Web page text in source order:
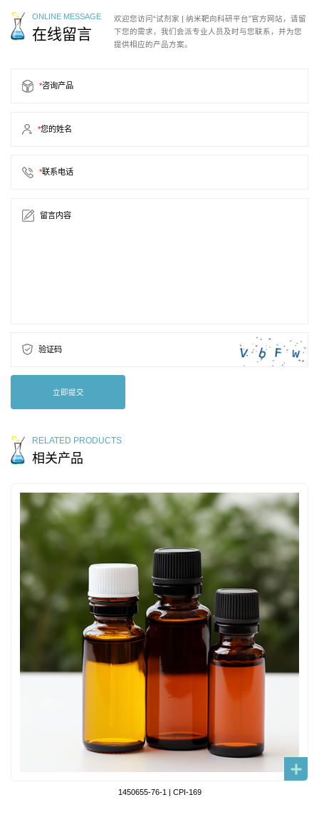
ONLINE MESSAGE
在线留言
欢迎您访问“试剂家 | 纳米靶向科研平台”官方网站，请留
下您的需求，我们会派专业人员及时与您联系，并为您
提供相应的产品方案。
*咨询产品
*您的姓名
*联系电话
留言内容
验证码
立即提交
RELATED PRODUCTS
相关产品
1450655-76-1 | CPI-169